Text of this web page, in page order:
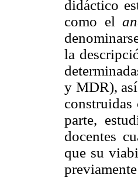
didáctico
como el
la
y MDR),
parte,
docentes
que su